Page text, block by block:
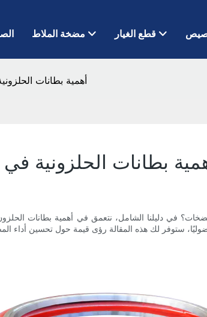
مضخة الملاط قطع الغيار
أهمية بطانات
بطانات الحلزونية
في دليلنا الشامل، نتعمق في أهمية بطانات